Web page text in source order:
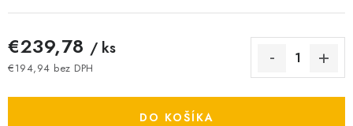
OBCHOD
€239,78 / ks
€194,94 bez DPH
DO KOŠÍKA